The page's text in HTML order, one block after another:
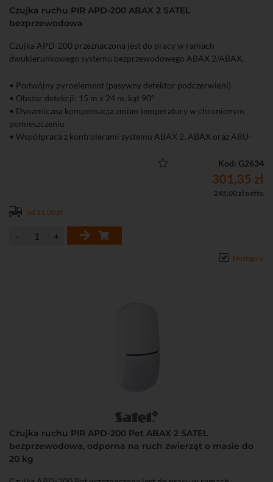
Czujka ruchu PIR APD-200 ABAX 2 SATEL
bezprzewodowa
Czujka APD-200 przeznaczona jest do pracy w ramach
dwukierunkowego systemu bezprzewodowego ABAX 2/ABAX.
• Podwójny pyroelement (pasywny detektor podczerwieni)
• Obszar detekcji: 15 m x 24 m, kąt 90°
• Dynamiczna kompensacja zmian temperatury w chronionym
pomieszczeniu
• Współpraca z kontrolerami systemu ABAX 2, ABAX oraz ARU-
• Zasięg komunikacji radiowej w otwartej przestrzeni: ABAX 2 do
2000 m (z ACU-220), 1600 m (z ACU-280), ABAX do 500 m
• Wbudowany czujnik temperatury (pomiar temperatury w zakresie
• Możliwość włączenia/wyłączenia kontroli strefy podejścia
• Wskaźnik LED sygnalizujący naruszenia w trybie testowym
• Ochrona sabotażowa przed otwarciem obudowy i oderwaniem od
Kod: G2634
301,35 zł
245,00 zł netto
od 11,00 zł
Dostępny
Czujka ruchu PIR APD-200 Pet ABAX 2 SATEL
bezprzewodowa, odporna na ruch zwierząt o masie do
20 kg